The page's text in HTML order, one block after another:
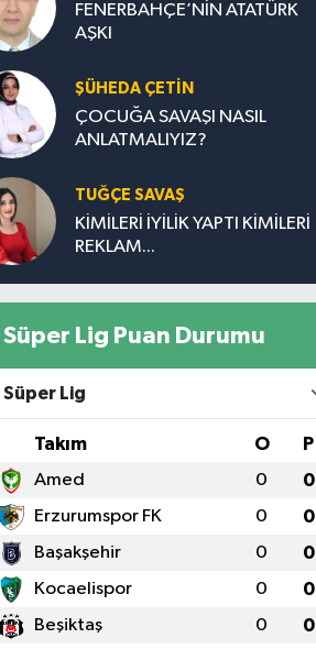
FENERBAHÇE’NİN ATATÜRK
AŞKI
ŞÜHEDA ÇETİN
ÇOCUĞA SAVAŞI NASIL
ANLATMALIYIZ?
TUĞÇE SAVAŞ
KİMİLERİ İYİLİK YAPTI KİMİLERİ
REKLAM...
Süper Lig Puan Durumu
Süper Lig
Takım O P
Amed 0 0
Erzurumspor FK 0 0
Başakşehir 0 0
Kocaelispor 0 0
Beşiktaş 0 0